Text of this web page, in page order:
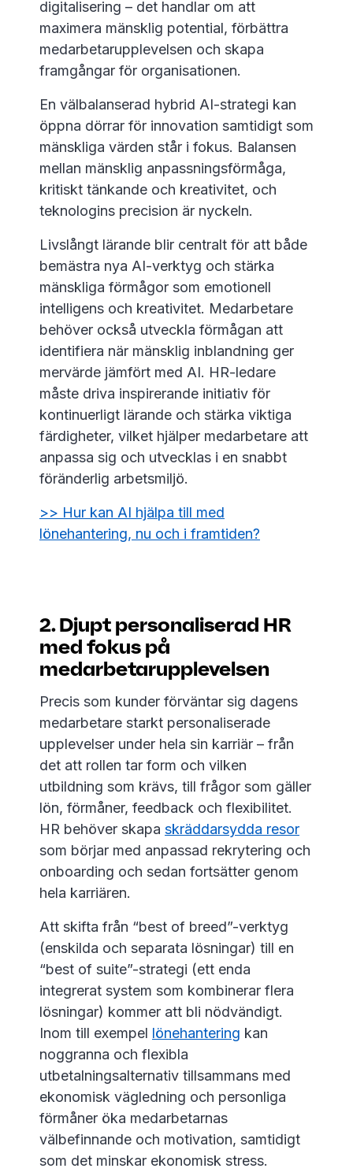
digitalisering – det handlar om att
maximera mänsklig potential, förbättra
medarbetarupplevelsen och skapa
framgångar för organisationen.
En välbalanserad hybrid AI-strategi kan
öppna dörrar för innovation samtidigt som
mänskliga värden står i fokus. Balansen
mellan mänsklig anpassningsförmåga,
kritiskt tänkande och kreativitet, och
teknologins precision är nyckeln.
Livslångt lärande blir centralt för att både
bemästra nya AI-verktyg och stärka
mänskliga förmågor som emotionell
intelligens och kreativitet. Medarbetare
behöver också utveckla förmågan att
identifiera när mänsklig inblandning ger
mervärde jämfört med AI. HR-ledare
måste driva inspirerande initiativ för
kontinuerligt lärande och stärka viktiga
färdigheter, vilket hjälper medarbetare att
anpassa sig och utvecklas i en snabbt
föränderlig arbetsmiljö.
>> Hur kan AI hjälpa till med
lönehantering, nu och i framtiden?
2. Djupt personaliserad HR
med fokus på
medarbetarupplevelsen
Precis som kunder förväntar sig dagens
medarbetare starkt personaliserade
upplevelser under hela sin karriär – från
det att rollen tar form och vilken
utbildning som krävs, till frågor som gäller
lön, förmåner, feedback och flexibilitet.
HR behöver skapa skräddarsydda resor
som börjar med anpassad rekrytering och
onboarding och sedan fortsätter genom
hela karriären.
Att skifta från “best of breed”-verktyg
(enskilda och separata lösningar) till en
“best of suite”-strategi (ett enda
integrerat system som kombinerar flera
lösningar) kommer att bli nödvändigt.
Inom till exempel lönehantering kan
noggranna och flexibla
utbetalningsalternativ tillsammans med
ekonomisk vägledning och personliga
förmåner öka medarbetarnas
välbefinnande och motivation, samtidigt
som det minskar ekonomisk stress.